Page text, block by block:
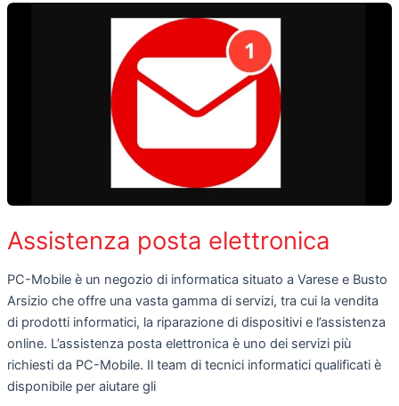
Assistenza posta elettronica
PC-Mobile è un negozio di informatica situato a Varese e Busto
Arsizio che offre una vasta gamma di servizi, tra cui la vendita
di prodotti informatici, la riparazione di dispositivi e l’assistenza
online. L’assistenza posta elettronica è uno dei servizi più
richiesti da PC-Mobile. Il team di tecnici informatici qualificati è
disponibile per aiutare gli